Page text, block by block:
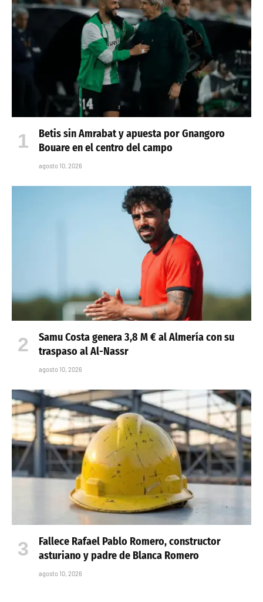
Betis sin Amrabat y apuesta por Gnangoro
Bouare en el centro del campo
agosto 10, 2026
Samu Costa genera 3,8 M € al Almería con su
traspaso al Al-Nassr
agosto 10, 2026
Fallece Rafael Pablo Romero, constructor
asturiano y padre de Blanca Romero
agosto 10, 2026